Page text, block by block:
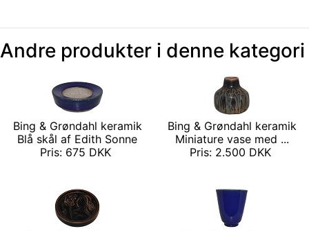
Andre produkter i denne kategori
Bing & Grøndahl keramik
Blå skål af Edith Sonne
Pris: 675 DKK
Bing & Grøndahl keramik
Miniature vase med ...
Pris: 2.500 DKK